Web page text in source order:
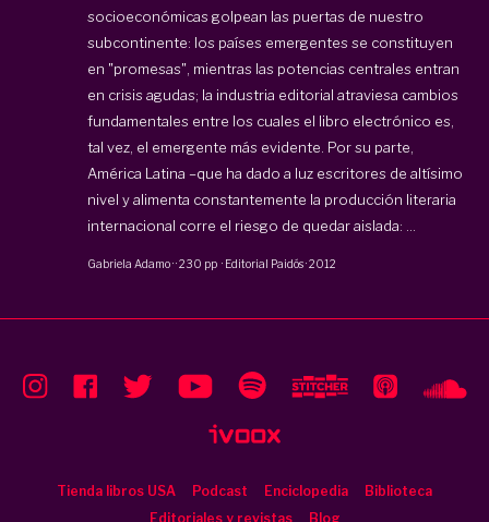
socioeconómicas golpean las puertas de nuestro
subcontinente: los países emergentes se constituyen
en "promesas", mientras las potencias centrales entran
en crisis agudas; la industria editorial atraviesa cambios
fundamentales entre los cuales el libro electrónico es,
tal vez, el emergente más evidente. Por su parte,
América Latina –que ha dado a luz escritores de altísimo
nivel y alimenta constantemente la producción literaria
internacional corre el riesgo de quedar aislada: ...
Gabriela Adamo··230 pp · Editorial Paidós·2012
Tienda libros USA Podcast Enciclopedia
Biblioteca
Editoriales y revistas
Blog